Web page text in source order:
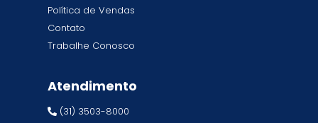
Política de Vendas
Contato
Trabalhe Conosco
Atendimento
(31) 3503-8000